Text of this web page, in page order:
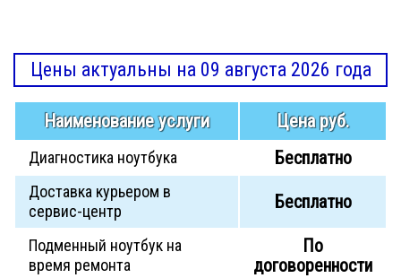
Цены актуальны на 09 августа 2026 года
Наименование услуги Цена руб.
Диагностика ноутбука Бесплатно
Доставка курьером в
сервис-центр
Бесплатно
Подменный ноутбук на
время ремонта
По
договоренности